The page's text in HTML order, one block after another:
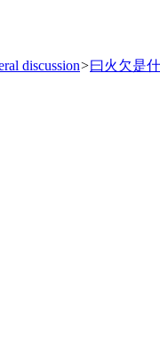
discussion>曰火欠是